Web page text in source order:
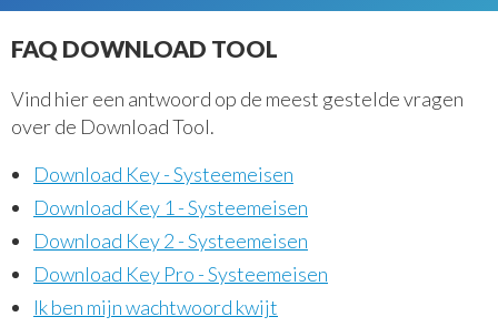
Audio
Sensoren
Camera's
Clusters en controlesystemen
Webshop
FAQ DOWNLOAD TOOL
Vind hier een antwoord op de meest gestelde vragen
over de Download Tool.
Download Key - Systeemeisen
Download Key 1 - Systeemeisen
Download Key 2 - Systeemeisen
Download Key Pro - Systeemeisen
Ik ben mijn wachtwoord kwijt